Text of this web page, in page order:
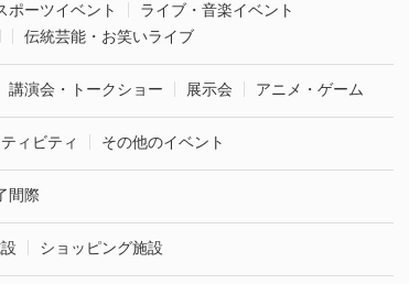
ポーツイベント
ライブ・音楽イベント
伝統芸能・お笑いライブ
講演会・トークショー 展示会 アニメ・ゲーム
ィビティ その他のイベント
間際
ショッピング施設